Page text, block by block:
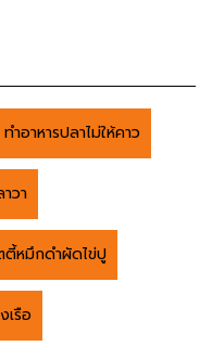
ทําอาหารปลาไม่ให้คาว
วา
ตี้หมึกดำผัดไข่ปู
รือ